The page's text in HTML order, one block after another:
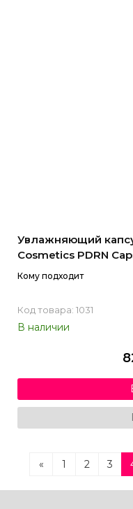
Увлажняющий
Cosmetics PDRN
Кому подходит
Код товара: 1031
В наличии
« 1 2 3